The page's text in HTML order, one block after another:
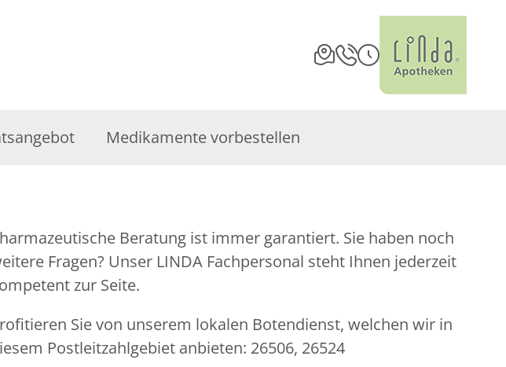
Medikamente vorbestellen
zur Seite.
Sie von unserem lokalen Botendienst, welchen wir in
Postleitzahlgebiet anbieten: 26506, 26524